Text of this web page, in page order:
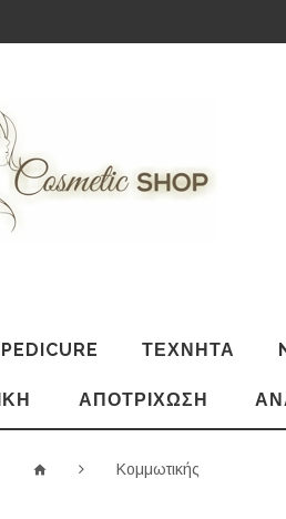
ΤΕΧΝΗΤΆ
ΑΠΟΤΡΊΧΩΣΗ
Κομμωτικής